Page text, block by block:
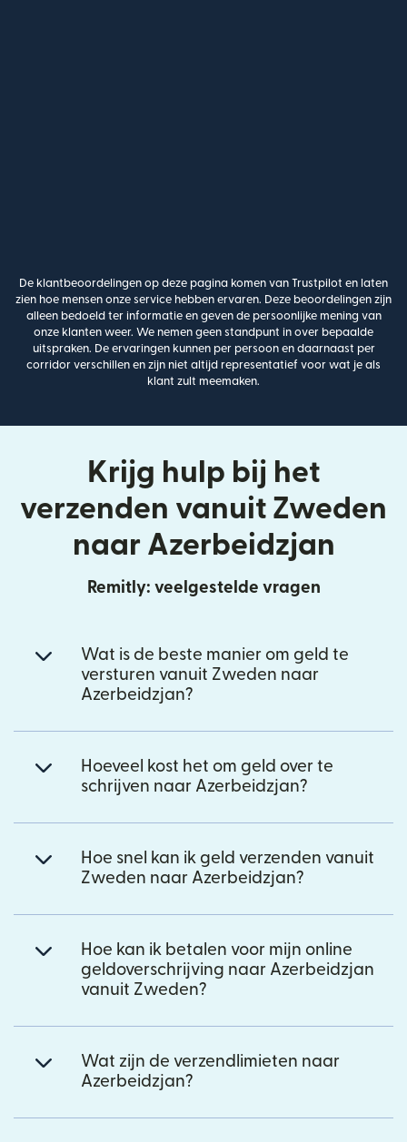
De klantbeoordelingen op deze pagina komen van Trustpilot en laten
zien hoe mensen onze service hebben ervaren. Deze beoordelingen zijn
alleen bedoeld ter informatie en geven de persoonlijke mening van
onze klanten weer. We nemen geen standpunt in over bepaalde
uitspraken. De ervaringen kunnen per persoon en daarnaast per
corridor verschillen en zijn niet altijd representatief voor wat je als
klant zult meemaken.
Krijg hulp bij het
verzenden vanuit Zweden
naar Azerbeidzjan
Remitly: veelgestelde vragen
Wat is de beste manier om geld te
versturen vanuit Zweden naar
Azerbeidzjan?
Hoeveel kost het om geld over te
schrijven naar Azerbeidzjan?
Hoe snel kan ik geld verzenden vanuit
Zweden naar Azerbeidzjan?
Hoe kan ik betalen voor mijn online
geldoverschrijving naar Azerbeidzjan
vanuit Zweden?
Wat zijn de verzendlimieten naar
Azerbeidzjan?